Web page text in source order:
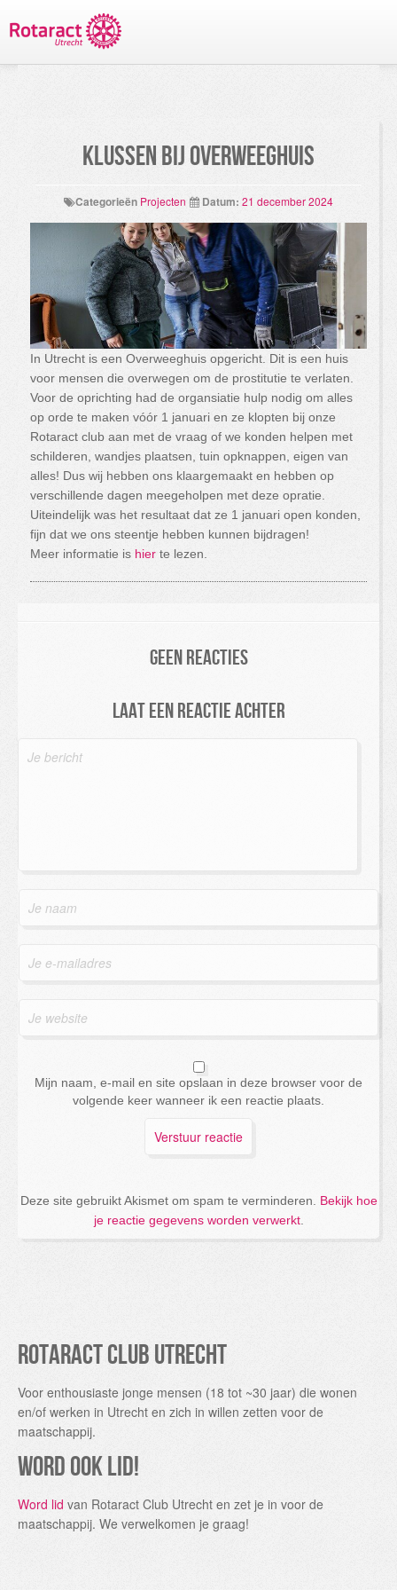
Klussen bij Overweeghuis
Categorieën Projecten Datum: 21 december 2024
In Utrecht is een Overweeghuis opgericht. Dit is een huis
voor mensen die overwegen om de prostitutie te verlaten.
Voor de oprichting had de organsiatie hulp nodig om alles
op orde te maken vóór 1 januari en ze klopten bij onze
Rotaract club aan met de vraag of we konden helpen met
schilderen, wandjes plaatsen, tuin opknappen, eigen van
alles! Dus wij hebben ons klaargemaakt en hebben op
verschillende dagen meegeholpen met deze opratie.
Uiteindelijk was het resultaat dat ze 1 januari open konden,
fijn dat we ons steentje hebben kunnen bijdragen!
Meer informatie is hier te lezen.
Geen reacties
Laat een reactie achter
Mijn naam, e-mail en site opslaan in deze browser voor de
volgende keer wanneer ik een reactie plaats.
Deze site gebruikt Akismet om spam te verminderen. Bekijk hoe
je reactie gegevens worden verwerkt.
Rotaract Club Utrecht
Voor enthousiaste jonge mensen (18 tot ~30 jaar) die wonen
en/of werken in Utrecht en zich in willen zetten voor de
maatschappij.
Word ook lid!
Word lid van Rotaract Club Utrecht en zet je in voor de
maatschappij. We verwelkomen je graag!